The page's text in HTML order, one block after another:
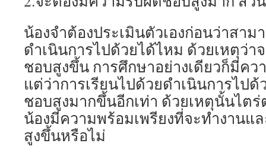
น้องจำต้องประเมินตัวเองก่อนว่าสาม
ดำเนินการไปด้วยได้ไหม ด้วยเหตุว่า
ชอบสูงขึ้น การศึกษาอย่างเดียวก็มีค
แต่ว่าการเรียนไปด้วยดำเนินการไป
ชอบสูงมากขึ้นอีกเท่า ด้วยเหตุนั้นไตร่
น้องมีความพร้อมเพรียงที่จะทำงาน
สูงขึ้นหรือไม่